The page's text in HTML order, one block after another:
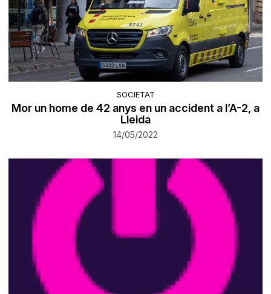
SOCIETAT
Mor un home de 42 anys en un accident a l’A-2, a
Lleida
14/05/2022